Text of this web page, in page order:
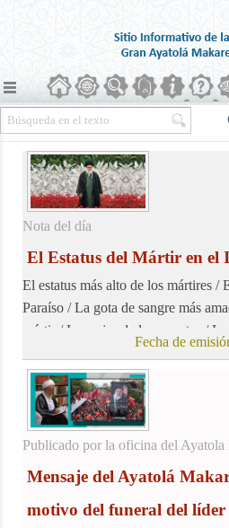
Nota del día
El Estatus del Mártir en el
El estatus más alto de los mártires /
Paraíso / La gota de sangre más
mártir / La mejor de las muertes / La
Fecha de
Publicado por la oficina del Ayatola
Mensaje del Ayatolá
motivo del funeral del